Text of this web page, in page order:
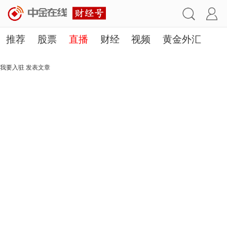
推荐 股票 直播 财经 视频 黄金外汇
理财 行业
我要入驻 发表文章